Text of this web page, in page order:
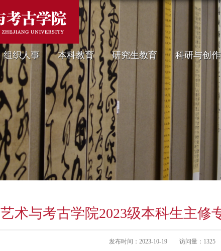
组织人事 本科教育 研究生教育 科研与创作
艺术与考古学院2023级本科生主修
发布时间：2023-10-19 访问量： 1325